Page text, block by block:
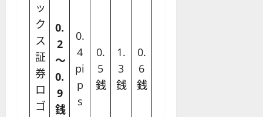
0.
2
〜
0.
9
銭
0.
4
pi
p
s
0.
5
銭
1.
3
銭
0.
6
銭